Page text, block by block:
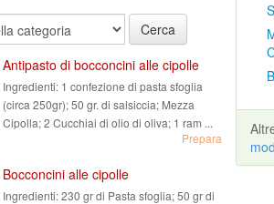
Cerca
Antipasto di bocconcini alle cipolle
Ingredienti: 1 confezione di pasta sfoglia
(circa 250gr); 50 gr. di salsiccia; Mezza
Cipolla; 2 Cucchiai di olio di oliva; 1 ram ...
Prepara
Bocconcini alle cipolle
Ingredienti:230 gr di Pasta sfoglia; 50 gr di